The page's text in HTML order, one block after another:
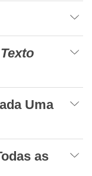
Texto
Uma
as